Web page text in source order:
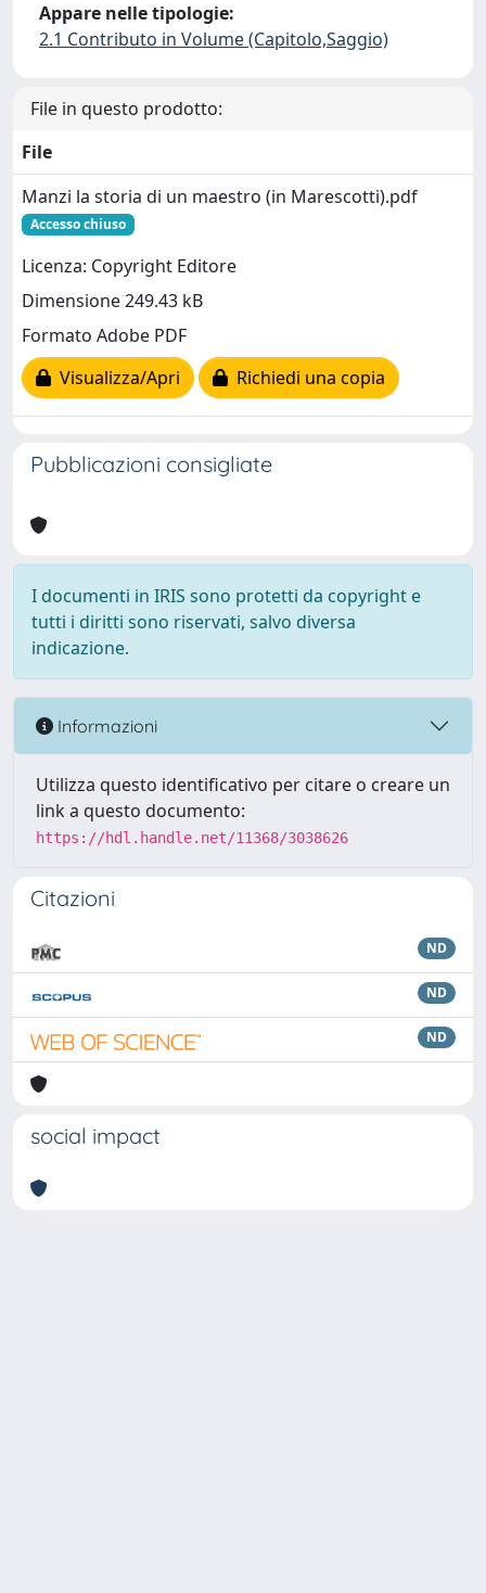
Appare nelle tipologie:
2.1 Contributo in Volume (Capitolo,Saggio)
File in questo prodotto:
File
Manzi la storia di un maestro (in Marescotti).pdf
Accesso chiuso
Licenza: Copyright Editore
Dimensione 249.43 kB
Formato Adobe PDF
Visualizza/Apri
Richiedi una copia
Pubblicazioni consigliate
I documenti in IRIS sono protetti da copyright e
tutti i diritti sono riservati, salvo diversa
indicazione.
Informazioni
Utilizza questo identificativo per citare o creare un
link a questo documento:
https://hdl.handle.net/11368/3038626
Citazioni
ND
ND
ND
social impact